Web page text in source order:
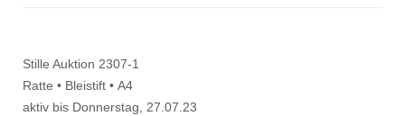
Stille Auktion 2307-1
Ratte • Bleistift • A4
aktiv bis Donnerstag, 27.07.23